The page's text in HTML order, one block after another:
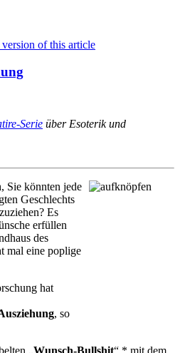
of this article
Serie über Esoterik und
Sie könnten jede
Geschlechts
Es
erfüllen
des
mal eine poplige
hat
, so